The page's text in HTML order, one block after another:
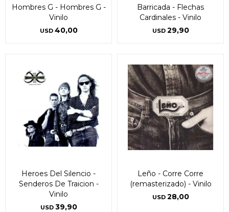
Hombres G - Hombres G -
Vinilo
USD 40,00
Barricada - Flechas
Cardinales - Vinilo
USD 29,90
Heroes Del Silencio -
Senderos De Traicion -
Vinilo
USD 39,90
Leño - Corre Corre
(remasterizado) - Vinilo
USD 28,00